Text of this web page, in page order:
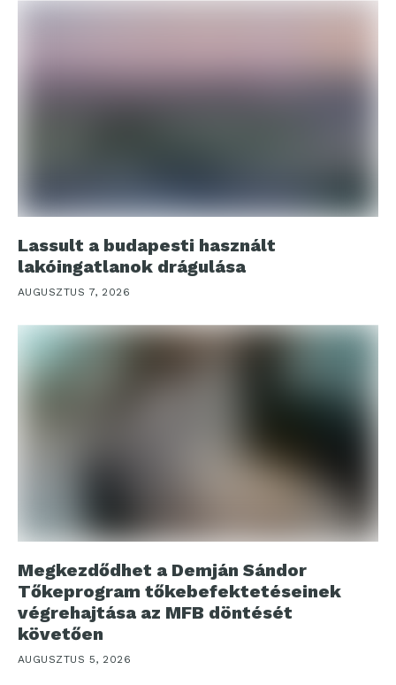
Lassult a budapesti használt
lakóingatlanok drágulása
AUGUSZTUS 7, 2026
Megkezdődhet a Demján Sándor
Tőkeprogram tőkebefektetéseinek
végrehajtása az MFB döntését
követően
AUGUSZTUS 5, 2026